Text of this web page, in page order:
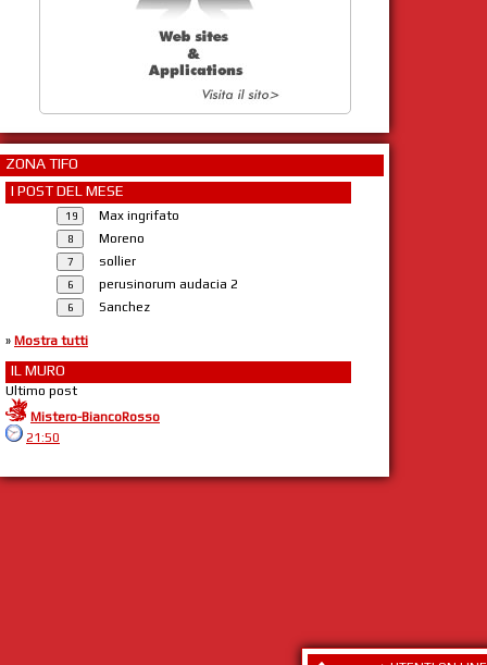
ZONA TIFO
I POST DEL MESE
Max ingrifato
Moreno
sollier
perusinorum audacia 2
Sanchez
» Mostra tutti
IL MURO
Ultimo post
Mistero-BiancoRosso
21:50